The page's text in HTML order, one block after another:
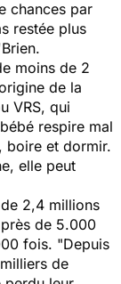
chances par
restée plus
moins de 2
de la
VRS, qui
respire mal
boire et dormir.
elle peut
2,4 millions
de 5.000
fois. "Depuis
de